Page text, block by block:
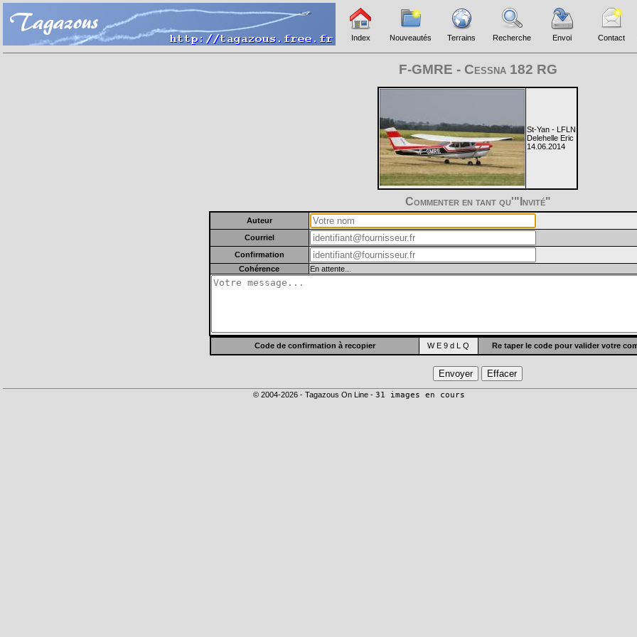
Index Nouveautés Terrains Recherche Envoi Contact
F-GMRE - Cessna 182 RG
St-Yan - LFLN
Delehelle Eric
14.06.2014
Commenter en tant qu'"Invité"
Auteur
Courriel
Confirmation
Cohérence
En attente...
Code de confirmation à recopier W E 9 d L Q Re taper le code pour valider votre
© 2004-2026 - Tagazous On Line - 31 images en cours